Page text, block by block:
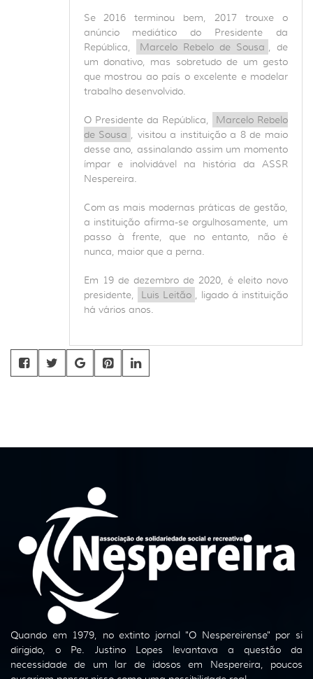
Se 2016 terminou bem, 2017 trouxe o
anúncio mediático do Presidente da
República,
Marcelo Rebelo de Sousa , de
um donativo, mas sobretudo de um gesto
que mostrou ao país o excelente e modelar
trabalho desenvolvido.
O Presidente da República,
Marcelo Rebelo
de Sousa , visitou a instituição a 8 de maio
desse ano, assinalando assim um momento
ímpar e inolvidável na história da ASSR
Nespereira.
Com as mais modernas práticas de gestão,
a instituição afirma-se orgulhosamente, um
passo à frente, que no entanto, não é
nunca, maior que a perna.
Em 19 de dezembro de 2020, é eleito novo
presidente,
Luis Leitão , ligado á instituição
há vários anos.
Quando em 1979, no extinto jornal "O Nespereirense" por si
dirigido, o Pe. Justino Lopes levantava a questão da
necessidade de um lar de idosos em Nespereira, poucos